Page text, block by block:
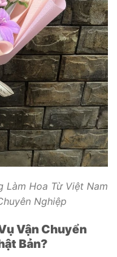
Làm Hoa Từ Việt Nam
Nghiệp
Vận Chuyển
Bản?